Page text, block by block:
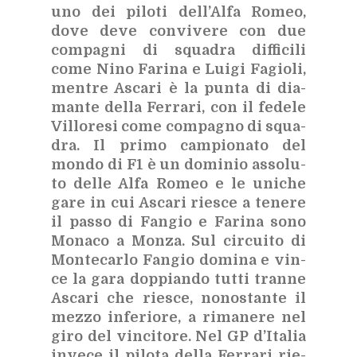
uno dei pi­lo­ti del­l’Al­fa Ro­meo,
dove deve con­vi­ve­re con due
com­pa­gni di squa­dra dif­fi­ci­li
come Nino Fa­ri­na e Lui­gi Fa­gio­li,
men­tre Asca­ri è la pun­ta di dia­
man­te del­la Fer­ra­ri, con il fe­de­le
Vil­lo­re­si come com­pa­gno di squa­
dra. Il pri­mo cam­pio­na­to del
mon­do di F1 è un do­mi­nio as­so­lu­
to del­le Alfa Ro­meo e le uni­che
gare in cui Asca­ri rie­sce a te­ne­re
il pas­so di Fan­gio e Fa­ri­na sono
Mo­na­co a Mon­za. Sul cir­cui­to di
Mon­te­car­lo Fan­gio do­mi­na e vin­
ce la gara dop­pian­do tut­ti tran­ne
Asca­ri che rie­sce, no­no­stan­te il
mez­zo in­fe­rio­re, a ri­ma­ne­re nel
giro del vin­ci­to­re. Nel GP d’I­ta­lia